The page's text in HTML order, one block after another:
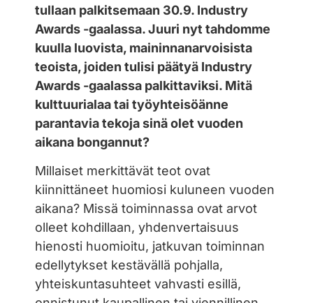
tullaan palkitsemaan 30.9. Industry
Awards -gaalassa. Juuri nyt tahdomme
kuulla luovista, maininnanarvoisista
teoista, joiden tulisi päätyä Industry
Awards -gaalassa palkittaviksi. Mitä
kulttuurialaa tai työyhteisöänne
parantavia tekoja sinä olet vuoden
aikana bongannut?
Millaiset merkittävät teot ovat
kiinnittäneet huomiosi kuluneen vuoden
aikana? Missä toiminnassa ovat arvot
olleet kohdillaan, yhdenvertaisuus
hienosti huomioitu, jatkuvan toiminnan
edellytykset kestävällä pohjalla,
yhteiskuntasuhteet vahvasti esillä,